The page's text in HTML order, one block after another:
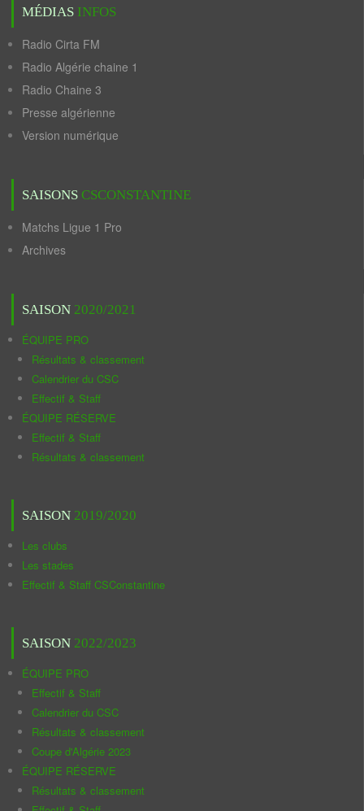
MÉDIAS INFOS
Radio Cirta FM
Radio Algérie chaine 1
Radio Chaine 3
Presse algérienne
Version numérique
SAISONS CSCONSTANTINE
Matchs Ligue 1 Pro
Archives
SAISON 2020/2021
ÉQUIPE PRO
Résultats & classement
Calendrier du CSC
Effectif & Staff
ÉQUIPE RÉSERVE
Effectif & Staff
Résultats & classement
SAISON 2019/2020
Les clubs
Les stades
Effectif & Staff CSConstantine
SAISON 2022/2023
ÉQUIPE PRO
Effectif & Staff
Calendrier du CSC
Résultats & classement
Coupe d'Algérie 2023
ÉQUIPE RÉSERVE
Résultats & classement